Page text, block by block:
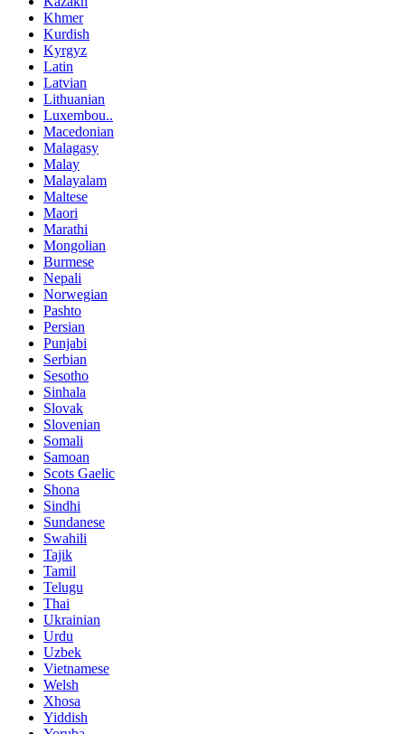
Khmer
Kurdish
Kyrgyz
Latin
Latvian
Lithuanian
Luxembou..
Macedonian
Malagasy
Malay
Malayalam
Maltese
Maori
Marathi
Mongolian
Burmese
Nepali
Norwegian
Pashto
Persian
Punjabi
Serbian
Sesotho
Sinhala
Slovak
Slovenian
Somali
Samoan
Scots Gaelic
Shona
Sindhi
Sundanese
Swahili
Tajik
Tamil
Telugu
Thai
Ukrainian
Urdu
Uzbek
Vietnamese
Welsh
Xhosa
Yiddish